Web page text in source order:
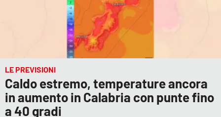
LE PREVISIONI
Caldo estremo, temperature ancora
in aumento in Calabria con punte fino
a 40 gradi